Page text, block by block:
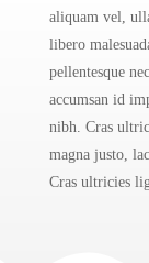
aliquam vel,
libero
pellentesque
accumsan id
nibh. Cras
magna justo,
Cras ultricies